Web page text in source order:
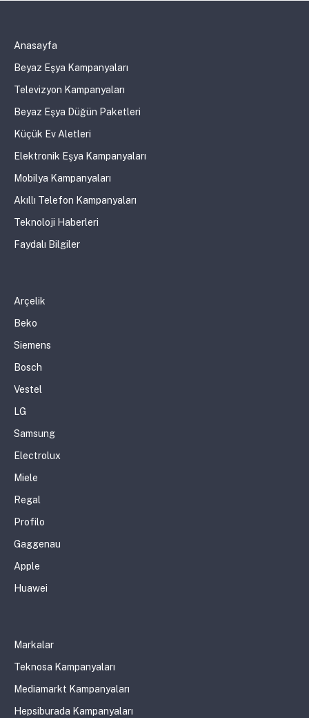
Anasayfa
Beyaz Eşya Kampanyaları
Televizyon Kampanyaları
Beyaz Eşya Düğün Paketleri
Küçük Ev Aletleri
Elektronik Eşya Kampanyaları
Mobilya Kampanyaları
Akıllı Telefon Kampanyaları
Teknoloji Haberleri
Faydalı Bilgiler
Arçelik
Beko
Siemens
Bosch
Vestel
LG
Samsung
Electrolux
Miele
Regal
Profilo
Gaggenau
Apple
Huawei
Markalar
Teknosa Kampanyaları
Mediamarkt Kampanyaları
Hepsiburada Kampanyaları